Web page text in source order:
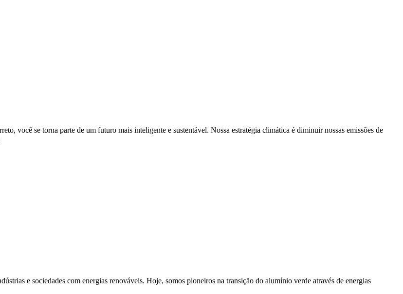
você se torna parte de um futuro mais inteligente e sustentável. Nossa estratégia climática é diminuir nossas emissões de
e sociedades com energias renováveis. Hoje, somos pioneiros na transição do alumínio verde através de energias